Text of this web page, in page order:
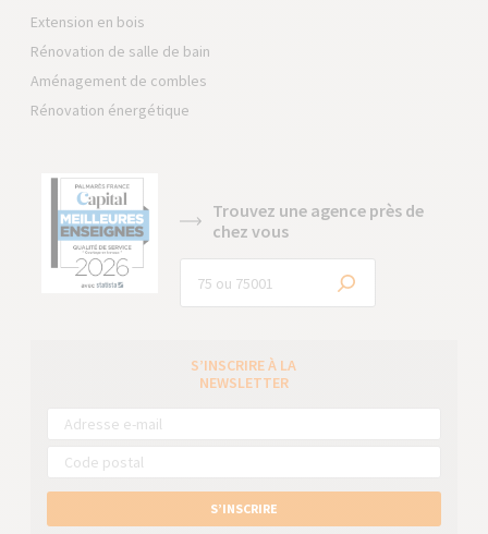
Extension en bois
Rénovation de salle de bain
Aménagement de combles
Rénovation énergétique
Trouvez une agence près de
chez vous
S’INSCRIRE À LA
NEWSLETTER
S’INSCRIRE